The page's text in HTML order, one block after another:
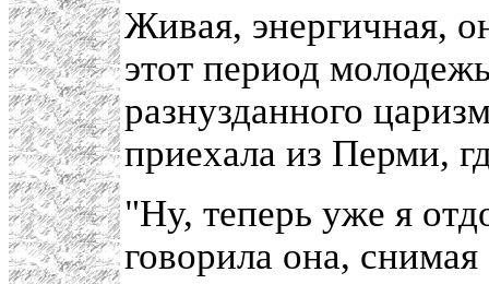
Живая, энергичная,
этот период
разнузданного
приехала из Перми,
"Ну, теперь уже я
говорила она,